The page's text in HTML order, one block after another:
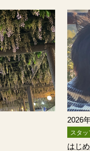
2026
スタ
はじ